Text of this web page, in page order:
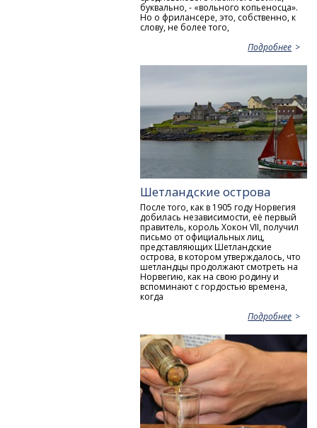
буквально, - «вольного копьеносца».
Но о фрилансере, это, собственно, к
слову, не более того,
Подробнее
Шетландские острова
После того, как в 1905 году Норвегия
добилась независимости, её первый
правитель, король Хокон VII, получил
письмо от официальных лиц,
представляющих Шетландские
острова, в котором утверждалось, что
шетландцы продолжают смотреть на
Норвегию, как на свою родину и
вспоминают с гордостью времена,
когда
Подробнее